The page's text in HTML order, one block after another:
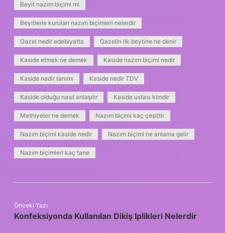
Beyit nazım biçimi mi
Beyitlerle kurulan nazım biçimleri nelerdir
Gazel nedir edebiyatta Gazelin ilk beytine ne denir
Kaside etmek ne demek Kaside nazım biçimi nedir
Kaside nedir tanımı Kaside nedir TDV
Kaside olduğu nasıl anlaşılır Kaside ustası kimdir
Methiyeler ne demek Nazım biçimi kaç çeşittir
Nazım biçimi kaside nedir Nazım biçimi ne anlama gelir
Nazım biçimleri kaç tane
Önceki Yazı
Konfeksiyonda Kullanılan Dikiş Iplikleri Nelerdir